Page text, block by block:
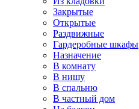
Закрытые
Открытые
Раздвижные
Гардеробные шкафы
Назначение
В комнату
В нишу
В спальню
В частный дом